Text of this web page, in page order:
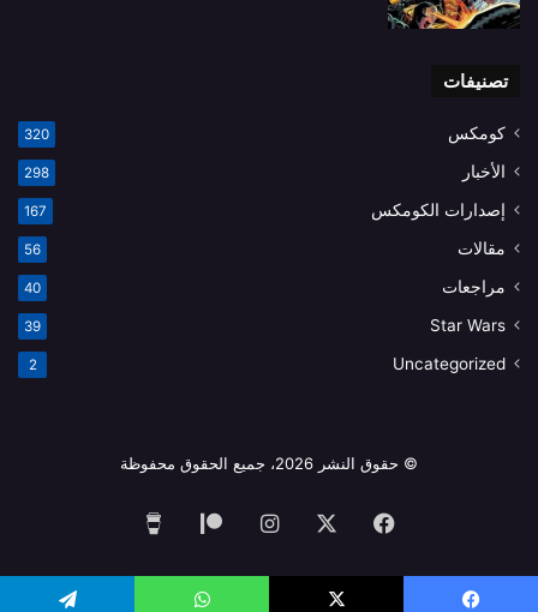
تصنيفات
كومكس 320
الأخبار 298
إصدارات الكومكس 167
مقالات 56
مراجعات 40
Star Wars
39
Uncategorized
2
© حقوق النشر 2026، جميع الحقوق محفوظة
فيسبوك انستقرام‫Patreon
Me